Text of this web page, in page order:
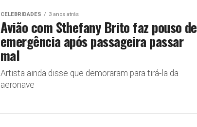
CELEBRIDADES 3 anos atrás
Avião com Sthefany Brito faz pouso de
emergência após passageira passar
mal
Artista ainda disse que demoraram para tirá-la da
aeronave